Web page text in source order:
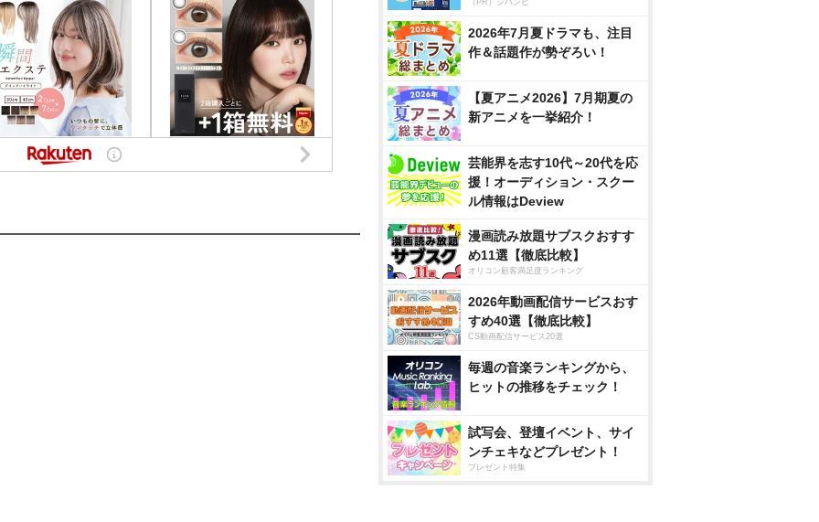
（PR）ジハンピ
2026年7月夏ドラマも、注目
作＆話題作が勢ぞろい！
【夏アニメ2026】7月期夏の
新アニメを一挙紹介！
芸能界を志す10代～20代を応
援！オーディション・スクー
ル情報はDeview
漫画読み放題サブスクおすす
め11選【徹底比較】
オリコン顧客満足度ランキング
2026年動画配信サービスおす
すめ40選【徹底比較】
CS動画配信サービス20選
毎週の音楽ランキングから、
ヒットの推移をチェック！
試写会、登壇イベント、サイ
ンチェキなどプレゼント！
プレゼント特集